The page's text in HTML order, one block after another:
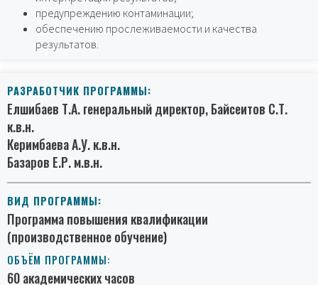
предупреждению контаминации;
обеспечению прослеживаемости и качества
результатов.
РАЗРАБОТЧИК ПРОГРАММЫ:
Елшибаев Т.А. генеральный директор, Байсеитов С.Т.
к.в.н.
Керимбаева А.У. к.в.н.
Базаров Е.Р. м.в.н.
ВИД ПРОГРАММЫ:
Программа повышения квалификации
(производственное обучение)
ОБЪЁМ ПРОГРАММЫ:
60 академических часов